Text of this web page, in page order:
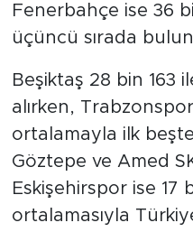
Fenerbahçe ise 36
üçüncü sırada
Beşiktaş 28 bin 163
alırken,
ortalamayla ilk
Göztepe ve Amed
Eskişehirspor ise
ortalamasıyla